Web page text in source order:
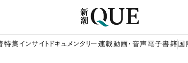
特集 インサイト ドキュメンタリー 連載動画・音声 電子書籍 国